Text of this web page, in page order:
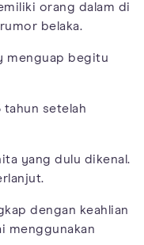
orang dalam di
belaka.
menguap begitu
setelah
yang dulu dikenal.
dengan keahlian
menggunakan